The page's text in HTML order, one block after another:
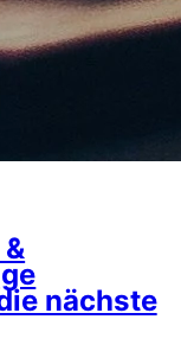
nächste